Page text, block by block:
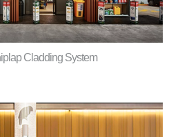
Cladding System